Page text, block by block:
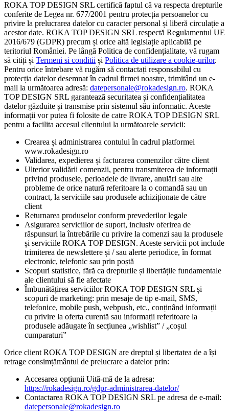
ROKA TOP DESIGN SRL certifică faptul că va respecta drepturile
conferite de Legea nr. 677/2001 pentru protecția persoanelor cu
privire la prelucrarea datelor cu caracter personal și liberă circulație a
acestor date. ROKA TOP DESIGN SRL respectă Regulamentul UE
2016/679 (GDPR) precum și orice altă legislație aplicabilă pe
teritoriul României. Pe lângă Politica de confidențialitate, vă rugam
să citiți și Termeni si conditii și Politica de utilizare a cookie-urilor.
Pentru orice întrebare vă rugăm să contactați responsabilul cu
protecția datelor desemnat în cadrul firmei noastre, trimitând un e-
mail la următoarea adresă: datepersonale@rokadesign.ro. ROKA
TOP DESIGN SRL garantează securitatea și confidențialitatea
datelor găzduite și transmise prin sistemul său informatic. Aceste
informații vor putea fi folosite de catre ROKA TOP DESIGN SRL
pentru a facilita accesul clientului la următoarele servicii:
Crearea și administrarea contului în cadrul platformei
www.rokadesign.ro
Validarea, expedierea și facturarea comenzilor către client
Ulterior validării comenzii, pentru transmiterea de informații
privind produsele, perioadele de livrare, anulări sau alte
probleme de orice natură referitoare la o comandă sau un
contract, la serviciile sau produsele achiziționate de către
client
Returnarea produselor conform prevederilor legale
Asigurarea serviciilor de suport, inclusiv oferirea de
răspunsuri la întrebările cu privire la comenzi sau la produsele
și serviciile ROKA TOP DESIGN. Aceste servicii pot include
trimiterea de newslettere și / sau alerte periodice, în format
electronic, telefonic sau prin poștă
Scopuri statistice, fără ca drepturile și libertățile fundamentale
ale clientului să fie afectate
Îmbunătățirea serviciilor ROKA TOP DESIGN SRL și
scopuri de marketing: prin mesaje de tip e-mail, SMS,
telefonice, mobile push, webpush, etc., conținând informații
cu privire la oferta curentă sau informații referitoare la
produsele adăugate în secțiunea „wishlist” / „coșul
cumparaturi”
Orice client ROKA TOP DESIGN are dreptul și libertatea de a își
retrage consimțământul de prelucrare a datelor prin:
Accesarea opțiunii Uită-mă de la adresa:
https://rokadesign.ro/gdpr-administrarea-datelor/
Contactarea ROKA TOP DESIGN SRL pe adresa de e-mail:
datepersonale@rokadesign.ro